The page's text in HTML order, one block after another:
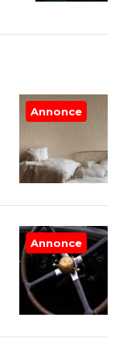
Annonce
Annonce